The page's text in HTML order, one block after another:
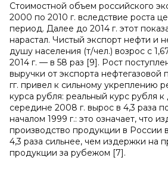
Стоимостной объем российского
2000 по 2010 г. вследствие роста
период. Далее до 2014 г. этот
нарастал. Чистый экспорт нефти и
душу населения (т/чел.) возрос с
2014 г. — в 58 раз [9]. Рост
выручки от экспорта нефтегазовой
гг. привел к сильному укреплению
курса рубля: реальный курс рубля
середине 2008 г. вырос в 4,3 раза
началом 1999 г.: это означает, что
производство продукции в России
4,3 раза сильнее, чем издержки на
продукции за рубежом [7].